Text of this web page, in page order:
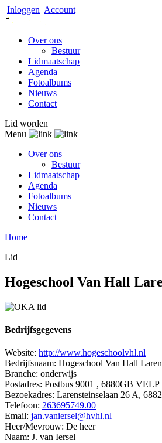
Inloggen Account
Over ons
Bestuur
Lidmaatschap
Agenda
Fotoalbums
Nieuws
Contact
Lid worden
Menu
Over ons
Bestuur
Lidmaatschap
Agenda
Fotoalbums
Nieuws
Contact
Home
Lid
Hogeschool Van Hall
Bedrijfsgegevens
Website: http://www.hogeschoolvhl.nl
Bedrijfsnaam: Hogeschool Van Hall
Branche: onderwijs
Postadres: Postbus 9001 , 6880GB VELP
Bezoekadres: Larensteinselaan 26 A,
Telefoon: 263695749.00
Email: jan.vaniersel@hvhl.nl
Heer/Mevrouw: De heer
Naam: J. van Iersel